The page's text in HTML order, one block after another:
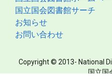
国立国会図書館サーチ
お知らせ
お問い合わせ
Copyright © 2013- National